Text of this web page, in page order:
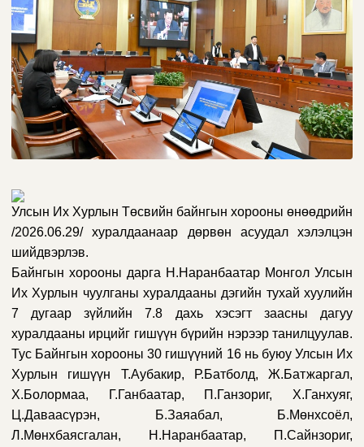
Улсын Их Хурлын Төсвийн байнгын хорооны өнөөдрийн
/2026.06.29/ хуралдаанаар дөрвөн асуудал хэлэлцэн
шийдвэрлэв.
Байнгын хорооны дарга Н.Наранбаатар Монгол Улсын
Их Хурлын чуулганы хуралдааны дэгийн тухай хуулийн
7 дугаар зүйлийн 7.8 дахь хэсэгт заасны дагуу
хуралдааны ирцийг гишүүн бүрийн нэрээр танилцуулав.
Тус Байнгын хорооны 30 гишүүний 16 нь буюу Улсын Их
Хурлын гишүүн Т.Аубакир, Р.Батболд, Ж.Батжаргал,
Х.Болормаа, Г.Ганбаатар, П.Ганзориг, Х.Ганхуяг,
Ц.Даваасүрэн, Б.Заяабал, Б.Мөнхсоёл,
Л.Мөнхбаясгалан, Н.Наранбаатар, П.Сайнзориг,